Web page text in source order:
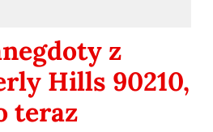
z
Hills 90210,
teraz